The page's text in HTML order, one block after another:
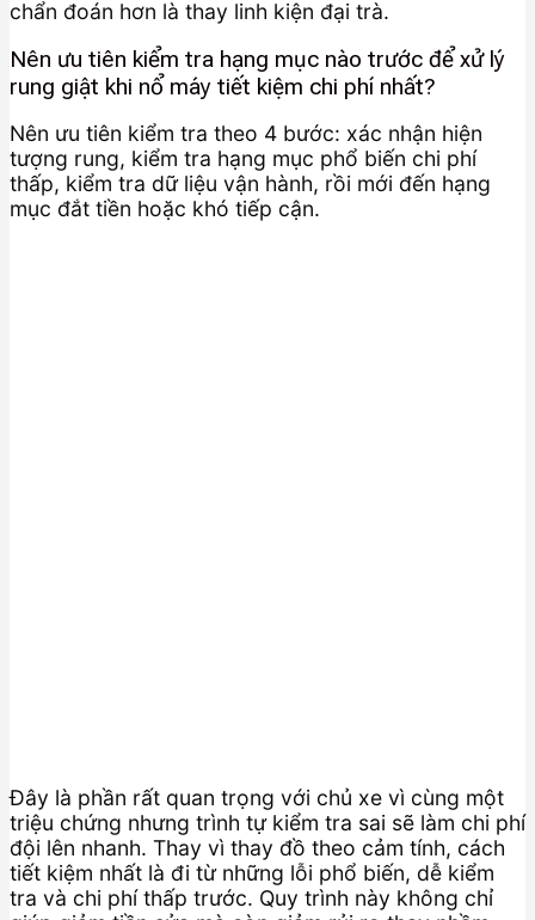
chẩn đoán hơn là thay linh kiện đại trà.
Nên ưu tiên kiểm tra hạng mục nào trước để xử lý
rung giật khi nổ máy tiết kiệm chi phí nhất?
Nên ưu tiên kiểm tra theo 4 bước: xác nhận hiện
tượng rung, kiểm tra hạng mục phổ biến chi phí
thấp, kiểm tra dữ liệu vận hành, rồi mới đến hạng
mục đắt tiền hoặc khó tiếp cận.
Đây là phần rất quan trọng với chủ xe vì cùng một
triệu chứng nhưng trình tự kiểm tra sai sẽ làm chi phí
đội lên nhanh. Thay vì thay đồ theo cảm tính, cách
tiết kiệm nhất là đi từ những lỗi phổ biến, dễ kiểm
tra và chi phí thấp trước. Quy trình này không chỉ